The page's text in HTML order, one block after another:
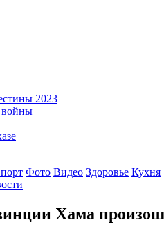
2023
Фото Видео Здоровье Кухня
Хама